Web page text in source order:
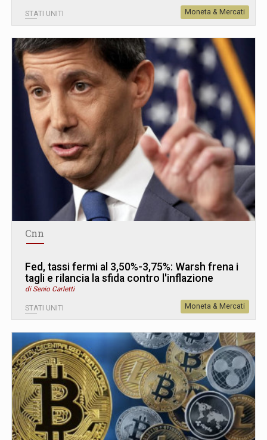
STATI UNITI Moneta & Mercati
Cnn
Fed, tassi fermi al 3,50%-3,75%: Warsh frena i
tagli e rilancia la sfida contro l'inflazione
di Senio Carletti
STATI UNITI Moneta & Mercati